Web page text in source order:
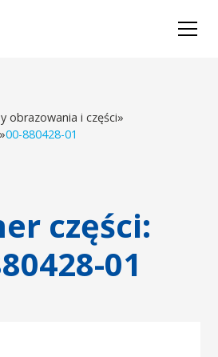
obrazowania i części»
»00-880428-01
części:
01